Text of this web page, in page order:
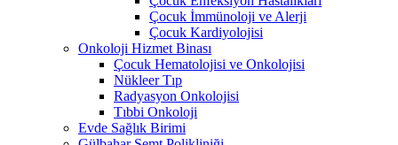
Çocuk İmmünoloji ve Alerji
Çocuk Kardiyolojisi
Onkoloji Hizmet Binası
Çocuk Hematolojisi ve Onkolojisi
Nükleer Tıp
Radyasyon Onkolojisi
Tıbbi Onkoloji
Evde Sağlık Birimi